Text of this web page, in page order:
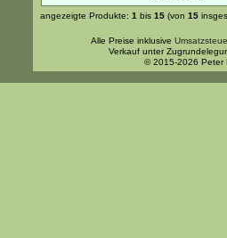
angezeigte Produkte: 1 bis 15 (von 15
Alle Preise inklusive
Verkauf unter
© 2015-2026 Peter